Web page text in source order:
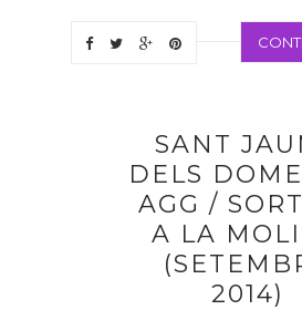
SANT
DELS
AGG /
A LA
2014)